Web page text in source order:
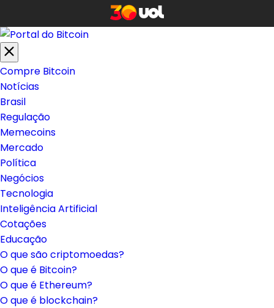
Compre Bitcoin
Notícias
Brasil
Regulação
Memecoins
Mercado
Política
Negócios
Tecnologia
Inteligência Artificial
Cotações
Educação
O que são criptomoedas?
O que é Bitcoin?
O que é Ethereum?
O que é blockchain?